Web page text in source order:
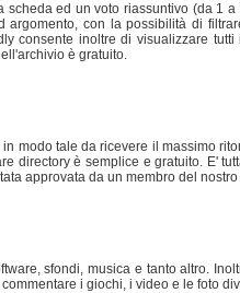
ed un voto riassuntivo (da 1 a
con la possibilità di
consente inoltre di visualizzare
è gratuito.
modo tale da ricevere il massimo
directory è semplice e gratuito. E'
approvata da un membro del nostro
sfondi, musica e tanto altro.
i giochi, i video e le foto